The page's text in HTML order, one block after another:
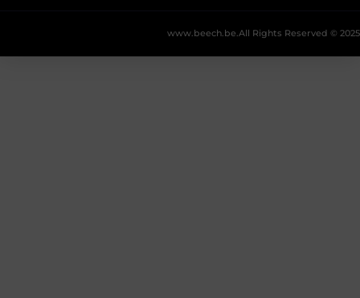
All Rights Reserved © 2025
www.beech.be.